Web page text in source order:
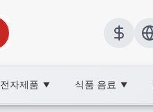
전자제품 ▼ 식품 음료 ▼